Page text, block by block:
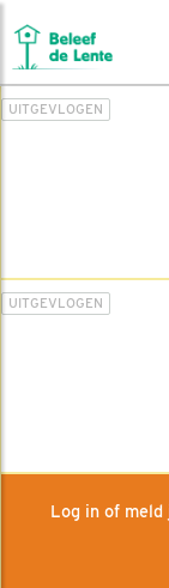
UITGEVLOGEN
UITGEVLOGEN
Log in of